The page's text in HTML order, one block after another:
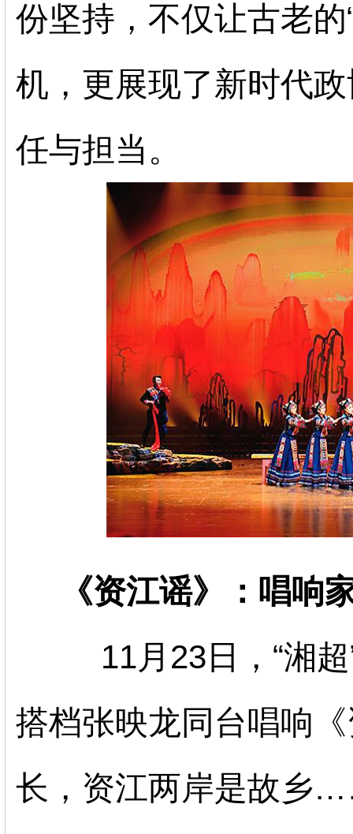
份坚持，不仅让古老
机，更展现了新时代
任与担当。
《资江谣》：唱响
11月23日，“湘超”
搭档张映龙同台唱响
长，资江两岸是故乡